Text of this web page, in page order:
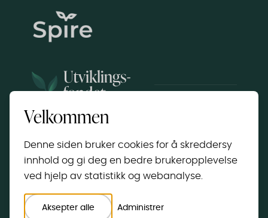
Velkommen
Denne siden bruker cookies for å skreddersy
innhold og gi deg en bedre brukeropplevelse
ved hjelp av statistikk og webanalyse.
Aksepter alle Administrer
Reserved
Administrer cookie
Vilkår og